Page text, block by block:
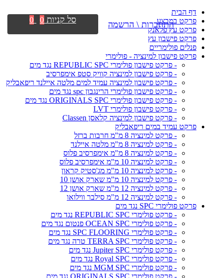
דף הבית
פרקט במבצע
פרקט עץ פלאנק
פרקט פישבון עץ
פנלים פולימריים
פרקט פישבון למינציה - פולימרי
- פרקט פישבון פולימרי REPUBLIC SPC נגד מים
- פרקט פישבון למינציה קוויק סטפ אימפרסיב
- פרקט פישבון למינציה עמיד למים מלטה איילנד ריפאבליק
- פרקט פישבון פולימרי הרינגבון spc נגד מים
- פרקט פישבון פולימרי ORIGINALS SPC נגד מים
- פרקט פישבון פולימרי LVT
- פרקט פישבון למינציה קלאסן Classen
פרקט עמיד במים ריפאבליק
- פרקט למינציה 8 מ"מ חרבות ברזל
- פרקט למינציה 8 מ"מ מלטה איילנד
- פרקט למינציה 8 מ"מ אימפרסיב פלוס
- פרקט למינציה 10 מ"מ אימפרסיב פלוס
- פרקט למינציה 10 מ"מ מג'סטיק קראון
- פרקט למינציה 10 מ"מ שארק אושן 10
- פרקט למינציה 12 מ"מ שארק אושן 12
- פרקט למינציה 12 מ"מ סילבר ווילואו
פרקט פולימרי SPC נגד מים
- פרקט פולימרי REPUBLIC SPC נגד מים
- פרקט פולימרי OCEAN SPC פנטום נגד מים
- פרקט פולימרי SPC FLOORING נגד מים
- פרקט פולימרי TERRA SPC טרה נגד מים
- פרקט פולימרי Jupiter SPC נגד מים
- פרקט פולימרי Royal SPC נגד מים
- פרקט פולימרי MGM SPC נגד מים
- פרקט פולימרי ORIGINALS SPC נגד מים
התחברות \ הרשמה סל קניות 0
0